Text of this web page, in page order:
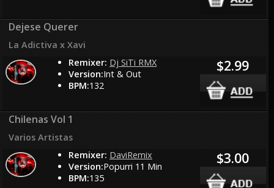
Dejese Querer
La Adictiva x Xavi
Remixer: Dj SiTi RMX
Version:Int & Out
BPM:132
$2.99
Chilenas Vol 1
Varios Artistas
Remixer: DaviRemix
Version:Popurri 11 Min
BPM:135
$3.00